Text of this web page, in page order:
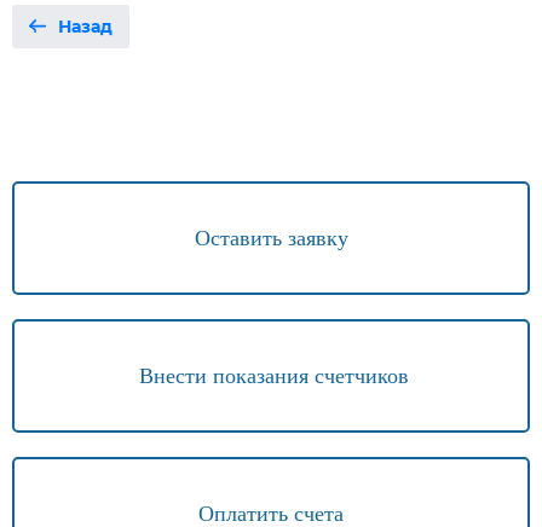
Назад
Оставить заявку
Внести показания счетчиков
Оплатить счета